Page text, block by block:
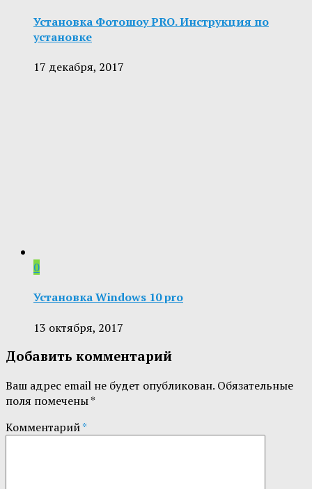
Установка Фотошоу PRO. Инструкция по
установке
17 декабря, 2017
0
Установка Windows 10 pro
13 октября, 2017
Добавить комментарий
Ваш адрес email не будет опубликован. Обязательные
поля помечены*
Комментарий*